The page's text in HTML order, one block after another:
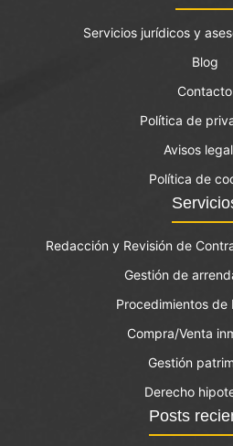
Servicios jurídicos y
Blog
Contacto
Política de
Avisos
Política de
Redacción y Revisión de
Gestión de
Procedimientos de
Compra/Venta
Gestión
Derecho
Posts